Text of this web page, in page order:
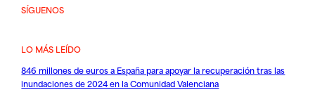
SÍGUENOS
LO MÁS LEÍDO
846 millones de euros a España para apoyar la recuperación tras las
inundaciones de 2024 en la Comunidad Valenciana